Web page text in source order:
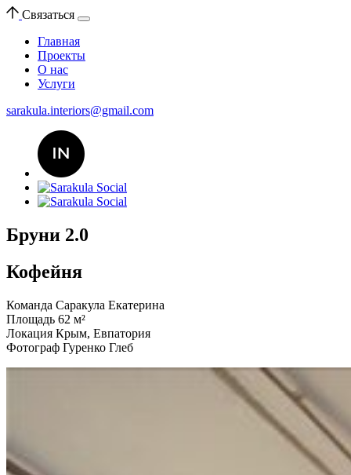
Связаться
Главная
Проекты
О нас
Услуги
sarakula.interiors@gmail.com
Бруни 2.0
Кофейня
Команда Саракула Екатерина
Площадь 62 м²
Локация Крым, Евпатория
Фотограф Гуренко Глеб